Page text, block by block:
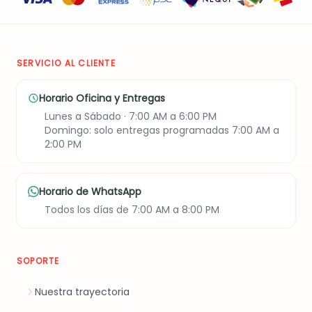
verde, kiwie y manzana
SERVICIO AL CLIENTE
Horario Oficina y Entregas
Lunes a Sábado · 7:00 AM a 6:00 PM
Domingo: solo entregas programadas 7:00 AM a
2:00 PM
Horario de WhatsApp
Todos los días de 7:00 AM a 8:00 PM
SOPORTE
Nuestra trayectoria